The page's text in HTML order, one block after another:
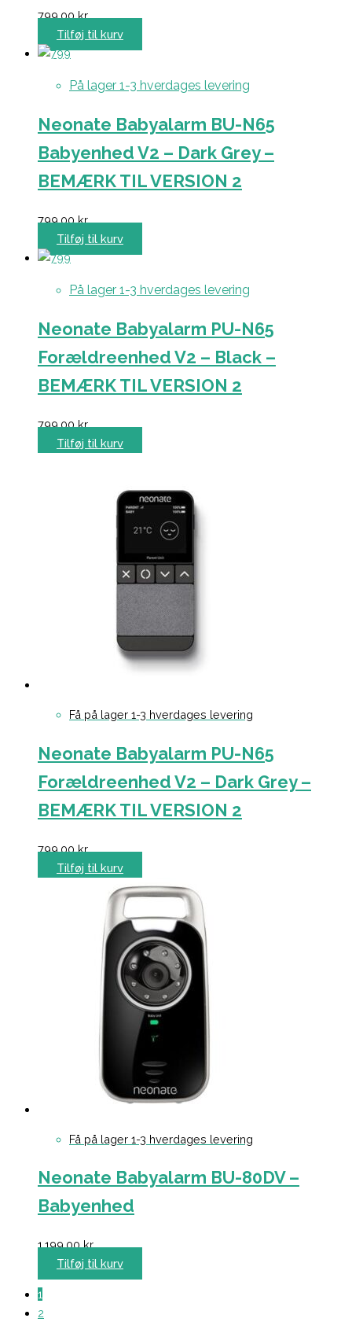
799,00kr.
Tilføj til kurv
På lager 1-3 hverdages levering
Neonate Babyalarm BU-N65
Babyenhed V2 – Dark Grey –
BEMÆRK TIL VERSION 2
799,00kr.
Tilføj til kurv
På lager 1-3 hverdages levering
Neonate Babyalarm PU-N65
Forældreenhed V2 – Black –
BEMÆRK TIL VERSION 2
799,00kr.
Tilføj til kurv
Få på lager 1-3 hverdages levering
Neonate Babyalarm PU-N65
Forældreenhed V2 – Dark Grey –
BEMÆRK TIL VERSION 2
799,00kr.
Tilføj til kurv
Få på lager 1-3 hverdages levering
Neonate Babyalarm BU-80DV –
Babyenhed
1.199,00kr.
Tilføj til kurv
1
2